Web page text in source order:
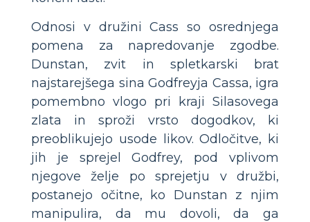
Odnosi v družini Cass so osrednjega
pomena za napredovanje zgodbe.
Dunstan, zvit in spletkarski brat
najstarejšega sina Godfreyja Cassa, igra
pomembno vlogo pri kraji Silasovega
zlata in sproži vrsto dogodkov, ki
preoblikujejo usode likov. Odločitve, ki
jih je sprejel Godfrey, pod vplivom
njegove želje po sprejetju v družbi,
postanejo očitne, ko Dunstan z njim
manipulira, da mu dovoli, da ga